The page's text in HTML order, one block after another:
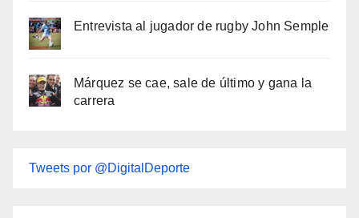
Entrevista al jugador de rugby John Semple
Márquez se cae, sale de último y gana la
carrera
Tweets por @DigitalDeporte